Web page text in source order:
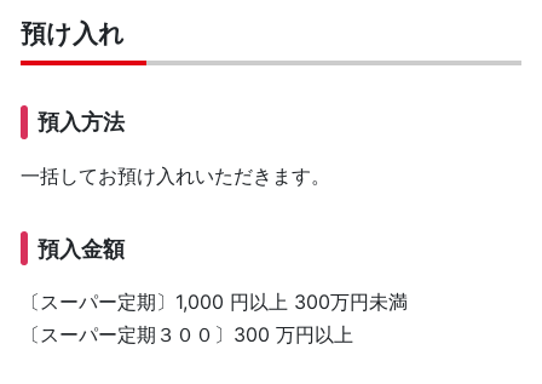
預け入れ
預入方法
一括してお預け入れいただきます。
預入金額
〔スーパー定期〕1,000 円以上 300万円未満
〔スーパー定期３００〕300 万円以上